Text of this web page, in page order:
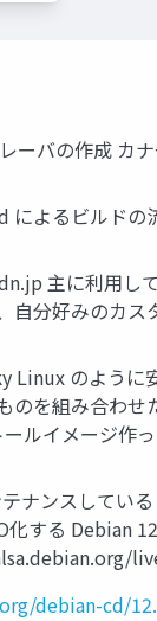
ーバの作成 カ
よるビルドの
主に利用し
分好みのカス
Linux のよう
を組み合わ
ルイメージ作
ンスしてい
する Debian
debian-cd/